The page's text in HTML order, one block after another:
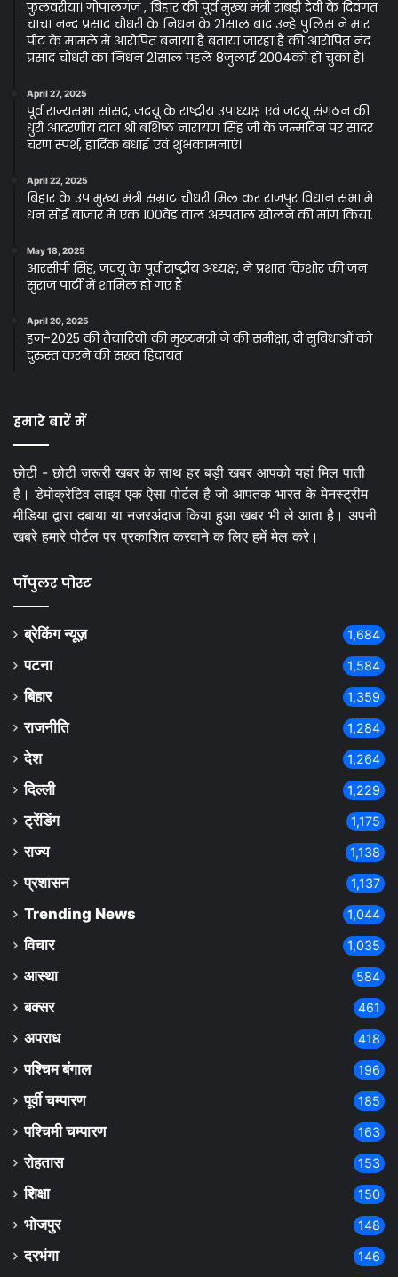
फुलवरीया। गोपालगंज , बिहार की पूर्व मुख्य मंत्री राबड़ी देवी के दिवंगत
चाचा नन्द प्रसाद चौधरी के निधन के 21साल बाद उन्हे पुलिस ने मार
पीट के मामले मे आरोपित बनाया है बताया जारहा है की आरोपित नंद
प्रसाद चौधरी का निधन 21साल पहले 8जुलाई 2004को हो चुका है।
April 27, 2025
पूर्व राज्यसभा सांसद, जदयू के राष्ट्रीय उपाध्यक्ष एवं जदयू संगठन की
धुरी आदरणीय दादा श्री बशिष्ठ नारायण सिंह जी के जन्मदिन पर सादर
चरण स्पर्श, हार्दिक बधाई एवं शुभकामनाएं।
April 22, 2025
बिहार के उप मुख्य मंत्री सम्राट चौधरी मिल कर राजपुर विधान सभा मे
धन सोई बाजार मे एक 100वेड वाल अस्पताल खोलने की मांग किया.
May 18, 2025
आरसीपी सिंह, जदयू के पूर्व राष्ट्रीय अध्यक्ष, ने प्रशांत किशोर की जन
सुराज पार्टी में शामिल हो गए हैं
April 20, 2025
हज-2025 की तैयारियों की मुख्यमंत्री ने की समीक्षा, दी सुविधाओं को
दुरुस्त करने की सख्त हिदायत
हमारे बारें में
छोटी - छोटी जरूरी खबर के साथ हर बड़ी खबर आपको यहां मिल पाती
है। डेमोक्रेटिव लाइव एक ऐसा पोर्टल है जो आपतक भारत के मेनस्ट्रीम
मीडिया द्वारा दबाया या नजरअंदाज किया हुआ खबर भी ले आता है। अपनी
खबरे हमारे पोर्टल पर प्रकाशित करवाने क लिए हमें मेल करे।
पॉपुलर पोस्ट
ब्रेकिंग न्यूज़ 1,684
पटना 1,584
बिहार 1,359
राजनीति 1,284
देश 1,264
दिल्ली 1,229
ट्रेंडिंग 1,175
राज्य 1,138
प्रशासन 1,137
Trending News 1,044
विचार 1,035
आस्था 584
बक्सर 461
अपराध 418
पश्चिम बंगाल 196
पूर्वी चम्पारण 185
पश्चिमी चम्पारण 163
रोहतास 153
शिक्षा 150
भोजपुर 148
दरभंगा 146